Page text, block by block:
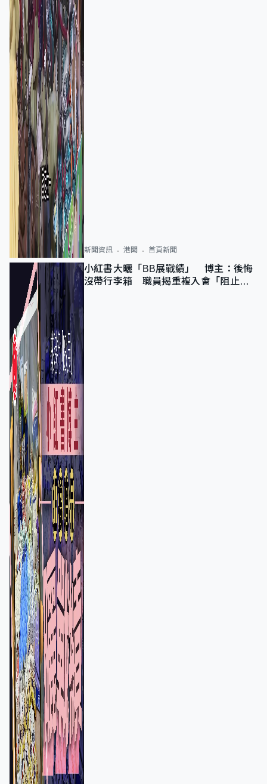
新聞資訊 港聞 首頁新聞
小紅書大曬「BB展戰績」 博主：後悔
沒帶行李箱 職員揭重複入會「阻止唔